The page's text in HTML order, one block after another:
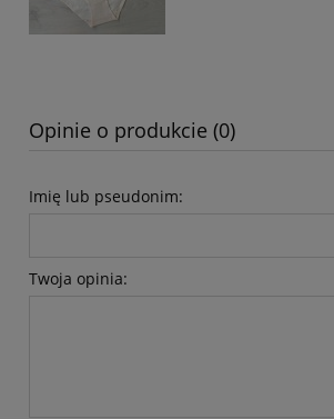
Opinie o produkcie (0)
Imię lub pseudonim:
Twoja opinia: